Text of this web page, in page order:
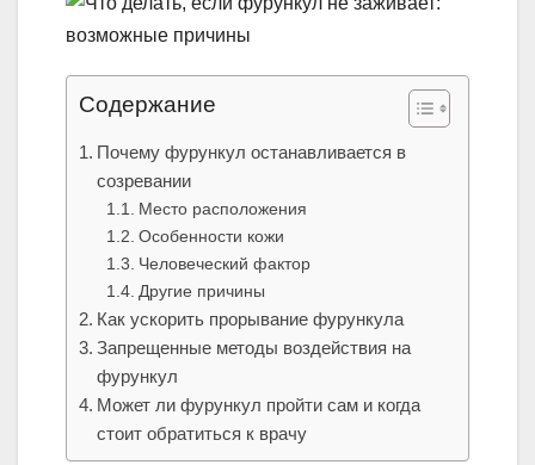
Содержание
Почему фурункул останавливается в
созревании
Место расположения
Особенности кожи
Человеческий фактор
Другие причины
Как ускорить прорывание фурункула
Запрещенные методы воздействия на
фурункул
Может ли фурункул пройти сам и когда
стоит обратиться к врачу